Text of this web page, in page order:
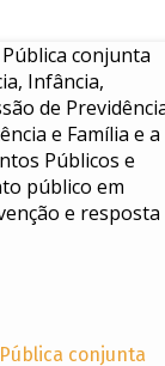
conjunta